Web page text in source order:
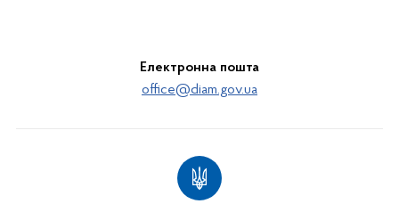
Електронна пошта
office@diam.gov.ua